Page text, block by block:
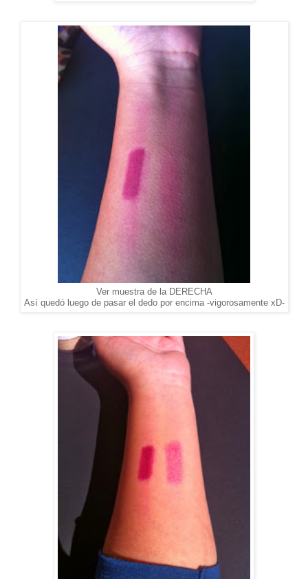
Ver muestra de la DERECHA
Así quedó luego de pasar el dedo por encima -vigorosamente xD-